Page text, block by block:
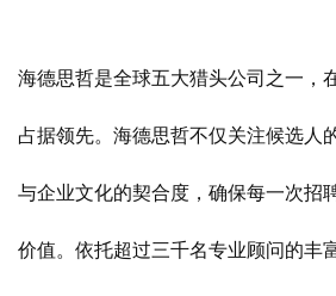
海德思哲是全球五大猎头公司之一，
占据领先。海德思哲不仅关注候选人
与企业文化的契合度，确保每一次招
价值。依托超过三千名专业顾问的丰